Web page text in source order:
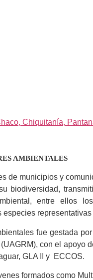
Chiquitanía,
de municipios y
biodiversidad,
entre ellos
fue gestada
con el apoyo
GLA II y ECCOS.
formados como